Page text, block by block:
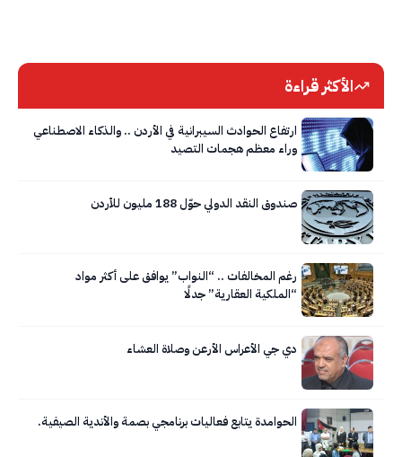
الأكثر قراءة
ارتفاع الحوادث السيبرانية في الأردن .. والذكاء الاصطناعي
وراء معظم هجمات التصيد
صندوق النقد الدولي حوّل 188 مليون للأردن
رغم المخالفات .. “النواب” يوافق على أكثر مواد
“الملكية العقارية” جدلًا
دي جي الأعراس الأرعن وصلاة العشاء
الحوامدة يتابع فعاليات برنامجي بصمة والأندية الصيفية.